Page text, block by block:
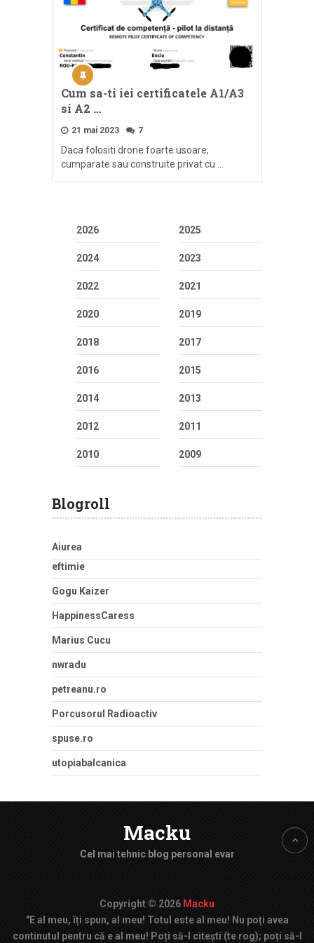
Cum sa-ti iei certificatele A1/A3
si A2 …
21 mai 2023 7
Daca folositi drone foarte usoare,
cumparate sau construite privat cu …
2026 2025
2024 2023
2022 2021
2020 2019
2018 2017
2016 2015
2014 2013
2012 2011
2010 2009
Blogroll
Aiurea
eftimie
Gogu Kaizer
HappinessCaress
Marius Cucu
nwradu
petreanu.ro
Porcusorul Radioactiv
spuse.ro
utopiabalcanica
Macku
Cel mai tehnic blog personal evar
Copyright © 2026 Macku
"E al meu, îți spun, al meu! Totul este al meu! Nu poți avea
continutul pentru că e al meu! Poți să-l citești (te rog); poți să-l